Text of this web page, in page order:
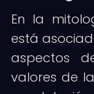
En la
está
aspectos
valores de